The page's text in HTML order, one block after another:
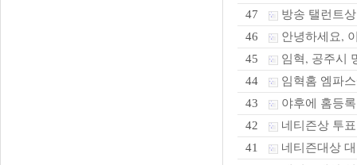
47 방송 탤런트
46 안녕하세요,
45 임혁, 공주시
44 임혁홈 엠파
43 야후에 홈등
42 네티즌상 투
41 네티즌대상